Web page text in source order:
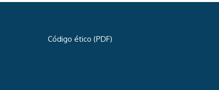
Código ético (PDF)